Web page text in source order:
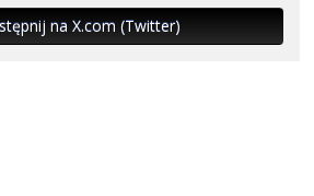
na X.com (Twitter)